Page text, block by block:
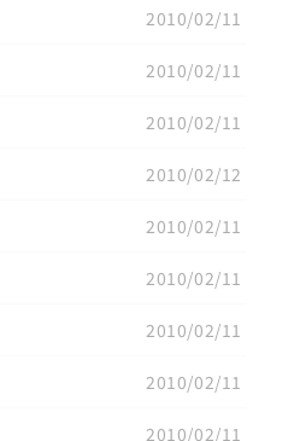
2010/02/11
2010/02/11
2010/02/11
2010/02/12
2010/02/11
2010/02/11
2010/02/11
2010/02/11
2010/02/11